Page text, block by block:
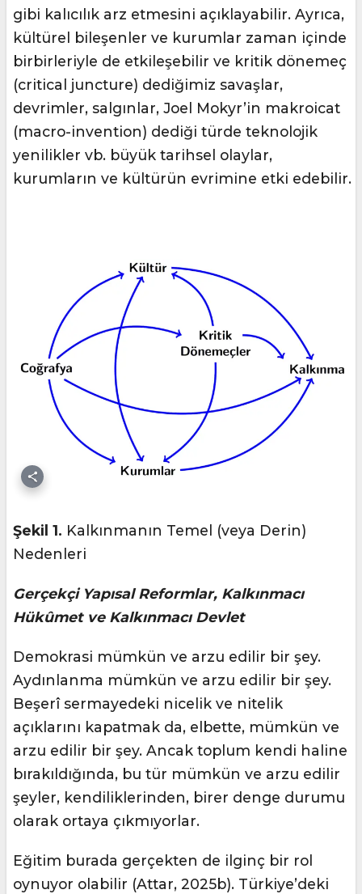
gibi kalıcılık arz etmesini açıklayabilir. Ayrıca,
kültürel bileşenler ve kurumlar zaman içinde
birbirleriyle de etkileşebilir ve kritik dönemeç
(critical juncture) dediğimiz savaşlar,
devrimler, salgınlar, Joel Mokyr’in makroicat
(macro-invention) dediği türde teknolojik
yenilikler vb. büyük tarihsel olaylar,
kurumların ve kültürün evrimine etki edebilir.
Şekil 1. Kalkınmanın Temel (veya Derin)
Nedenleri
Gerçekçi Yapısal Reformlar, Kalkınmacı
Hükûmet ve Kalkınmacı Devlet
Demokrasi mümkün ve arzu edilir bir şey.
Aydınlanma mümkün ve arzu edilir bir şey.
Beşerî sermayedeki nicelik ve nitelik
açıklarını kapatmak da, elbette, mümkün ve
arzu edilir bir şey. Ancak toplum kendi haline
bırakıldığında, bu tür mümkün ve arzu edilir
şeyler, kendiliklerinden, birer denge durumu
olarak ortaya çıkmıyorlar.
Eğitim burada gerçekten de ilginç bir rol
oynuyor olabilir (Attar, 2025b). Türkiye’deki